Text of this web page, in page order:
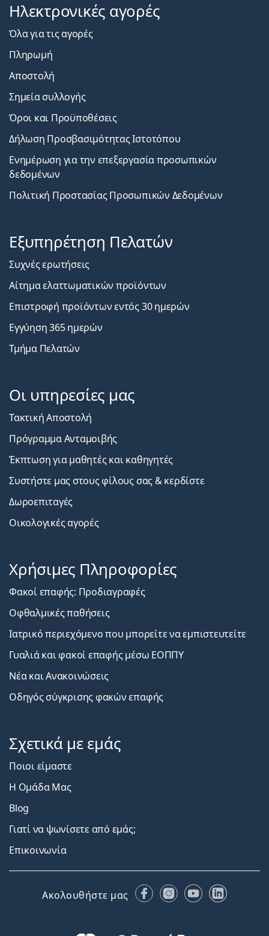
Ηλεκτρονικές αγορές
Όλα για τις αγορές
Πληρωμή
Αποστολή
Σημεία συλλογής
Όροι και Προϋποθέσεις
Δήλωση Προσβασιμότητας Ιστοτόπου
Ενημέρωση για την επεξεργασία προσωπικών
δεδομένων
Πολιτική Προστασίας Προσωπικών Δεδομένων
Εξυπηρέτηση Πελατών
Συχνές ερωτήσεις
Αίτημα ελαττωματικών προϊόντων
Επιστροφή προϊόντων εντός 30 ημερών
Εγγύηση 365 ημερών
Τμήμα Πελατών
Οι υπηρεσίες μας
Τακτική Αποστολή
Πρόγραμμα Ανταμοιβής
Έκπτωση για μαθητές και καθηγητές
Συστήστε μας στους φίλους σας & κερδίστε
Δωροεπιταγές
Οικολογικές αγορές
Χρήσιμες Πληροφορίες
Φακοί επαφής: Προδιαγραφές
Οφθαλμικές παθήσεις
Ιατρικό περιεχόμενο που μπορείτε να εμπιστευτείτε
Γυαλιά και φακοί επαφής μέσω ΕΟΠΠΥ
Νέα και Ανακοινώσεις
Οδηγός σύγκρισης φακών επαφής
Σχετικά με εμάς
Ποιοι είμαστε
Η Ομάδα Μας
Blog
Γιατί να ψωνίσετε από εμάς;
Επικοινωνία
Ακολουθήστε μας FacebookInstagram
YouTubeLinkedIn